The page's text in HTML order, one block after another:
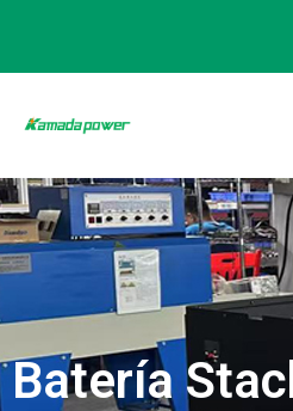
Batería